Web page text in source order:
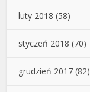
luty 2018 (58)
styczeń 2018 (70)
grudzień 2017 (82)